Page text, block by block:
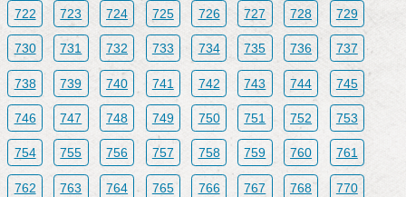
722 723 724 725 726 727 728 729
730 731 732 733 734 735 736 737
738 739 740 741 742 743 744 745
746 747 748 749 750 751 752 753
754 755 756 757 758 759 760 761
762 763 764 765 766 767 768 770